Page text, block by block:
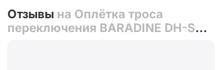
Отзывы на Оплётка троса
переключения BARADINE DH-SD-